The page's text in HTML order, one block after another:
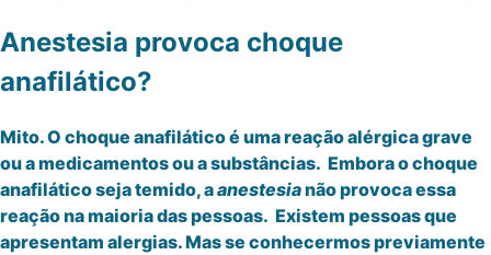
Anestesia provoca choque
anafilático?
Mito. O choque anafilático é uma reação alérgica grave
ou a medicamentos ou a substâncias. Embora o choque
anafilático seja temido, aanestesianão provoca essa
reação na maioria das pessoas. Existem pessoas que
apresentam alergias. Mas se conhecermos previamente